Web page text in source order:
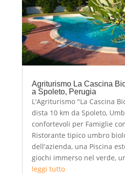
Agriturismo La Cascina
a Spoleto, Perugia
L'Agriturismo "La Cascina
dista 10 km da Spoleto,
confortevoli per Famiglie
Ristorante tipico umbro
dell'azienda, una Piscina
giochi immerso nel verde,
leggi tutto